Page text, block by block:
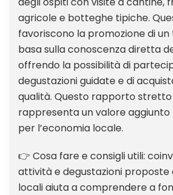
agricole e botteghe tipiche.
favoriscono la promozione di un
basa sulla conoscenza diretta
offrendo la possibilità di
degustazioni guidate e di
qualità. Questo rapporto
rappresenta un valore
per l’economia locale.
👉 Cosa fare e consigli utili:
attività e degustazioni
locali aiuta a comprendere a